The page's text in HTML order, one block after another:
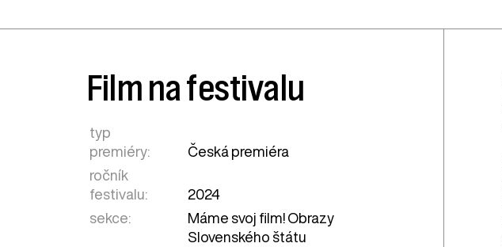
Film na festivalu
typ
premiéry:
Česká premiéra
ročník
festivalu:
2024
sekce:
Máme svoj film! Obrazy
Slovenského štátu